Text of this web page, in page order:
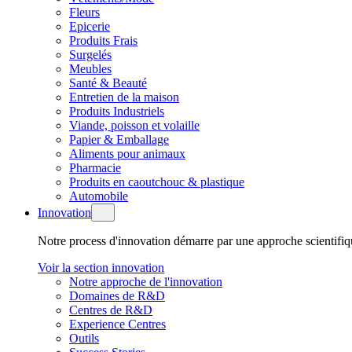
Fleurs
Epicerie
Produits Frais
Surgelés
Meubles
Santé & Beauté
Entretien de la maison
Produits Industriels
Viande, poisson et volaille
Papier & Emballage
Aliments pour animaux
Pharmacie
Produits en caoutchouc & plastique
Automobile
Innovation
Notre process d'innovation démarre par une approche
Voir la section innovation
Notre approche de l'innovation
Domaines de R&D
Centres de R&D
Experience Centres
Outils